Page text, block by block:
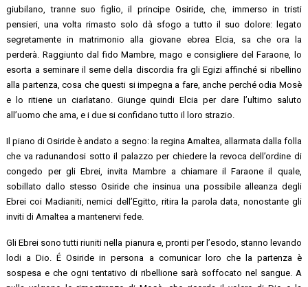
giubilano, tranne suo figlio, il principe Osiride, che, immerso in tristi
pensieri, una volta rimasto solo dà sfogo a tutto il suo dolore: legato
segretamente in matrimonio alla giovane ebrea Elcia, sa che ora la
perderà. Raggiunto dal fido Mambre, mago e consigliere del Faraone, lo
esorta a seminare il seme della discordia fra gli Egizi affinché si ribellino
alla partenza, cosa che questi si impegna a fare, anche perché odia Mosè
e lo ritiene un ciarlatano. Giunge quindi Elcia per dare l’ultimo saluto
all’uomo che ama, e i due si confidano tutto il loro strazio.
Il piano di Osiride è andato a segno: la regina Amaltea, allarmata dalla folla
che va radunandosi sotto il palazzo per chiedere la revoca dell’ordine di
congedo per gli Ebrei, invita Mambre a chiamare il Faraone il quale,
sobillato dallo stesso Osiride che insinua una possibile alleanza degli
Ebrei coi Madianiti, nemici dell’Egitto, ritira la parola data, nonostante gli
inviti di Amaltea a mantenervi fede.
Gli Ebrei sono tutti riuniti nella pianura e, pronti per l’esodo, stanno levando
lodi a Dio. É Osiride in persona a comunicar loro che la partenza è
sospesa e che ogni tentativo di ribellione sarà soffocato nel sangue. A